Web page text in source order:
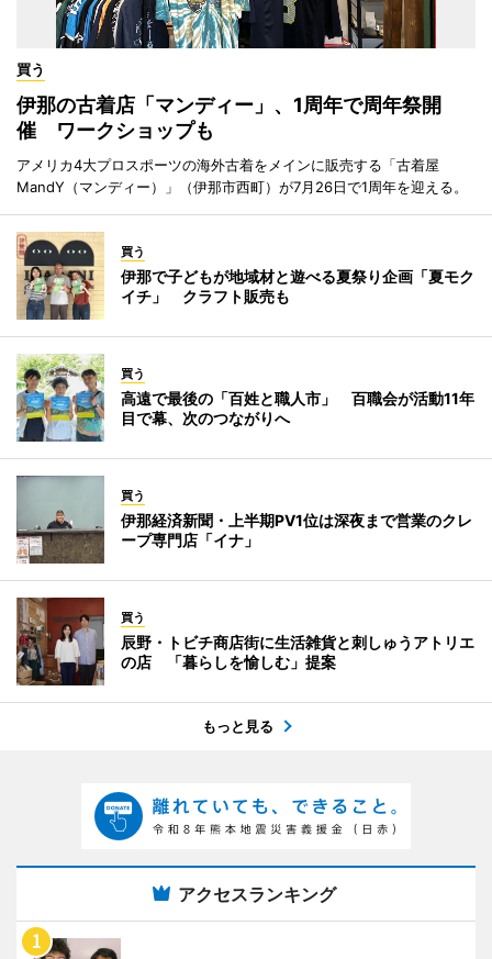
買う
伊那の古着店「マンディー」、1周年で周年祭開
催 ワークショップも
アメリカ4大プロスポーツの海外古着をメインに販売する「古着屋
MandY（マンディー）」（伊那市西町）が7月26日で1周年を迎える。
買う
伊那で子どもが地域材と遊べる夏祭り企画「夏モク
イチ」 クラフト販売も
買う
高遠で最後の「百姓と職人市」 百職会が活動11年
目で幕、次のつながりへ
買う
伊那経済新聞・上半期PV1位は深夜まで営業のクレ
ープ専門店「イナ」
買う
辰野・トビチ商店街に生活雑貨と刺しゅうアトリエ
の店 「暮らしを愉しむ」提案
もっと見る
アクセスランキング